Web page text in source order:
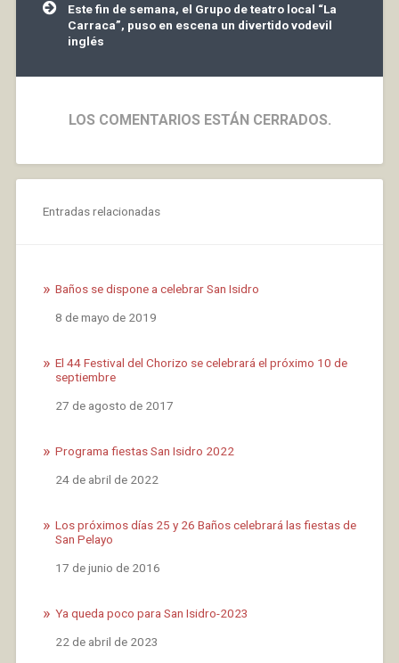
Este fin de semana, el Grupo de teatro local “La
Carraca”, puso en escena un divertido vodevil
inglés
LOS COMENTARIOS ESTÁN CERRADOS.
Entradas relacionadas
Baños se dispone a celebrar San Isidro
Fecha
8 de mayo de 2019
El 44 Festival del Chorizo se celebrará el próximo 10 de
septiembre
Fecha
27 de agosto de 2017
Programa fiestas San Isidro 2022
Fecha
24 de abril de 2022
Los próximos días 25 y 26 Baños celebrará las fiestas de
San Pelayo
Fecha
17 de junio de 2016
Ya queda poco para San Isidro-2023
Fecha
22 de abril de 2023